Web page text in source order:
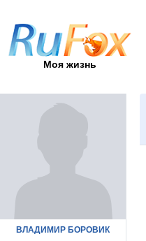
Моя жизнь
ВЛАДИМИР БОРОВИК